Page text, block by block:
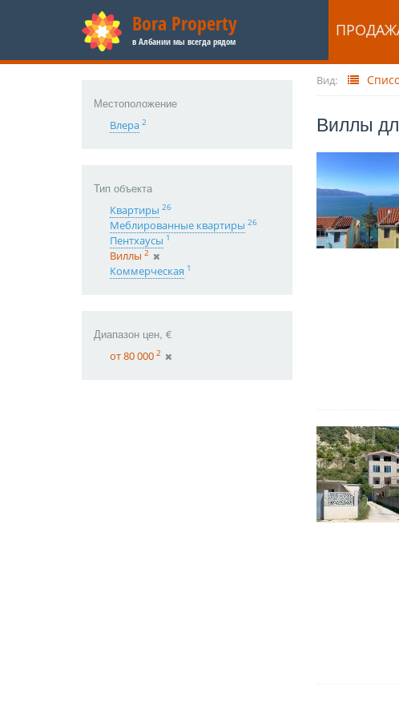
Bora Property
в Албании мы всегда рядом
Местоположение
Влера 2
Тип объекта
Квартиры 26
Меблированные квартиры 26
Пентхаусы 1
Виллы 2
Коммерческая 1
Диапазон цен, €
от 80 000 2
Вид:
Виллы